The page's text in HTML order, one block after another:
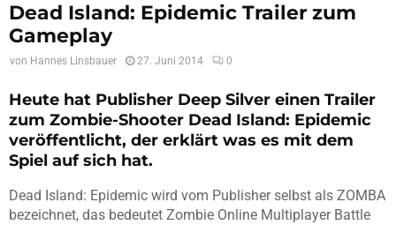
Dead Island: Epidemic Trailer zum
Gameplay
von Hannes Linsbauer 27. Juni 2014 0
Heute hat Publisher Deep Silver einen Trailer
zum Zombie-Shooter Dead Island: Epidemic
veröffentlicht, der erklärt was es mit dem
Spiel auf sich hat.
Dead Island: Epidemic wird vom Publisher selbst als ZOMBA
bezeichnet, das bedeutet Zombie Online Multiplayer Battle